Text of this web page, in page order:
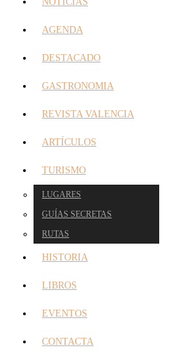
AGENDA
DESTACADO
GASTRONOMIA
REVISTA VALENCIA
ARTÍCULOS
TURISMO
LUGARES
GUÍAS SECRETAS
RUTAS
HISTORIA
LIBROS
EVENTOS
CONTACTA